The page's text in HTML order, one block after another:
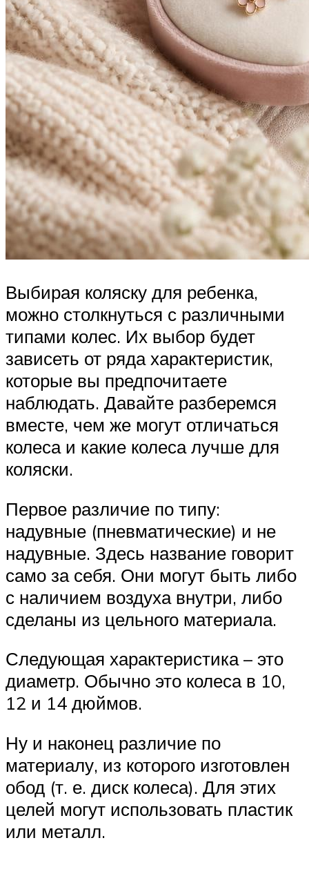
Выбирая коляску для ребенка,
можно столкнуться с различными
типами колес. Их выбор будет
зависеть от ряда характеристик,
которые вы предпочитаете
наблюдать. Давайте разберемся
вместе, чем же могут отличаться
колеса и какие колеса лучше для
коляски.
Первое различие по типу:
надувные (пневматические) и не
надувные. Здесь название говорит
само за себя. Они могут быть либо
с наличием воздуха внутри, либо
сделаны из цельного материала.
Следующая характеристика – это
диаметр. Обычно это колеса в 10,
12 и 14 дюймов.
Ну и наконец различие по
материалу, из которого изготовлен
обод (т. е. диск колеса). Для этих
целей могут использовать пластик
или металл.